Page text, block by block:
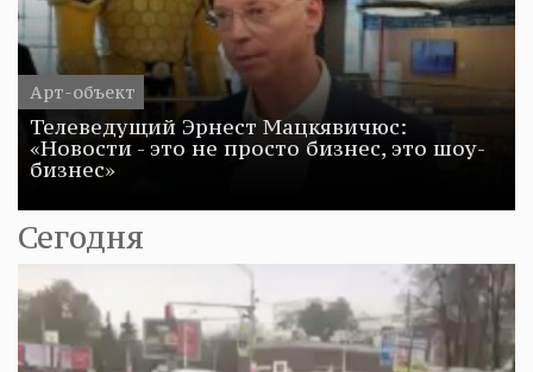
Арт-объект
Телеведущий Эрнест Мацкявичюс:
«Новости - это не просто бизнес, это шоу-
бизнес»
Сегодня